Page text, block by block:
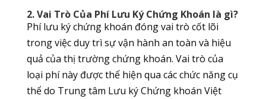
2. Vai Trò Của Phí Lưu Ký Chứng Khoán là gì?
Phí lưu ký chứng khoán đóng vai trò cốt lõi
trong việc duy trì sự vận hành an toàn và hiệu
quả của thị trường chứng khoán. Vai trò của
loại phí này được thể hiện qua các chức năng cụ
thể do Trung tâm Lưu ký Chứng khoán Việt